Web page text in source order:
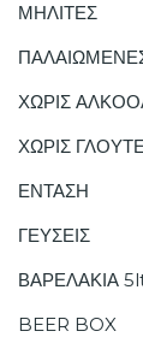
ΜΗΛΙΤΕΣ
ΧΩΡΙΣ
ΧΩΡΙΣ
ΕΝΤΑΣΗ
ΓΕΥΣΕΙΣ
ΒΑΡΕΛΑΚΙΑ
BEER BOX